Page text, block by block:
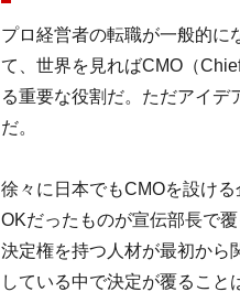
プロ経営者の転職が一般的に
て、世界を見ればCMO（
る重要な役割だ。ただアイデ
だ。
徐々に日本でもCMOを設け
OKだったものが宣伝部長で
決定権を持つ人材が最初から
している中で決定が覆ること